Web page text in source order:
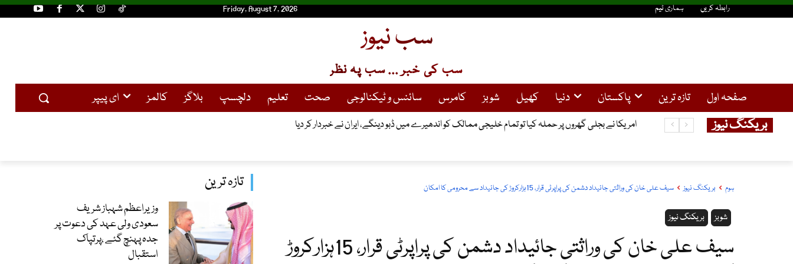
Friday, August 7, 2026 رابطہ کریں ہماری ٹیم
سب نیوز
سب کی خبر ... سب پہ نظر
صفحہ اول تازہ ترین پاکستان دنیا کھیل شوبز کامرس سائنس و ٹیکنالوجی صحت تعلیم دلچسپ بلاگز کالمز ای پیپر
بریکنگ نیوز امریکا نے بجلی گھروں پر حملہ کیا تو تمام خلیجی ممالک کو اندھیرے میں ڈبو دینگے، ایران نے خبردار کر دیا
سولر صارفین کیلئے خوشخبری ، 25کلو واٹ تک سولر سسٹم کیلئے نیپرا سے لائسنس کی شرط ختم
تازہ ترین
وزیراعظم شہباز شریف
سعودی ولی عہد کی دعوت پر
جدہ پہنچ گئے ،پرتپاک
استقبال
ہوم بریکنگ نیوز سیف علی خان کی وراثتی جائیداد دشمن کی پراپرٹی قرار، 15ہزارکروڑ کی جائیداد سے محرومی کا امکان
بریکنگ نیوز شوبز
سیف علی خان کی وراثتی جائیداد دشمن کی پراپرٹی قرار، 15ہزارکروڑ